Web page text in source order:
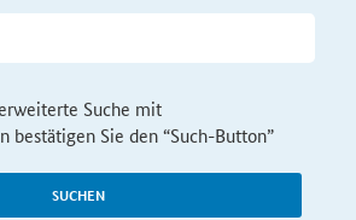
SUCHEN
Suche mit
bestätigen Sie den “Such-Button”